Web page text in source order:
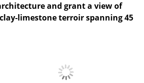
and grant a view of
limestone terroir spanning 45